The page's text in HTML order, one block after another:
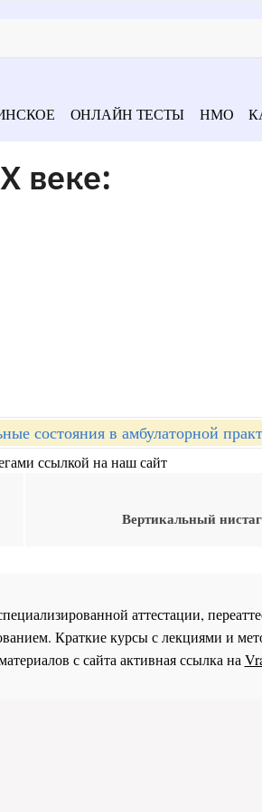
ОНЛАЙН ТЕСТЫ НМО
веке:
состояния в амбулаторной
ссылкой на наш сайт
Вертикальный
аттестации,
Краткие курсы с лекциями и
с сайта активная ссылка на